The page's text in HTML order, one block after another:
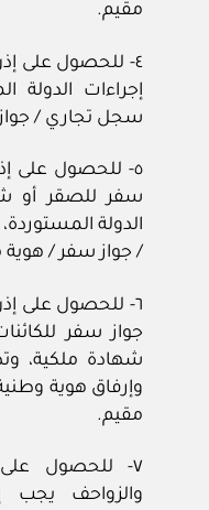
مقيم.
٤- للحصول على
إجراءات الدولة
سجل تجاري /
٥- للحصول على
الدولة
/ جواز سفر / هوية
٦- للحصول على
شهادة ملكية،
وإرفاق هوية
مقيم.
٧- للحصول على
والزواحف يجب